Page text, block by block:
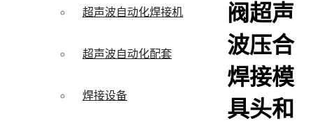
超声波自动化焊接机
超声波自动化配套
焊接设备
阀超声
波压合
焊接模
具头和